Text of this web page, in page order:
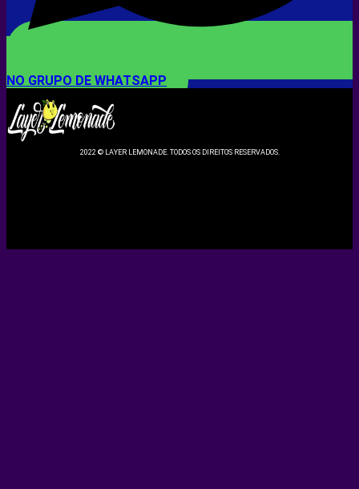
NO GRUPO DE WHATSAPP
2022 © LAYER LEMONADE. TODOS OS DIREITOS RESERVADOS.